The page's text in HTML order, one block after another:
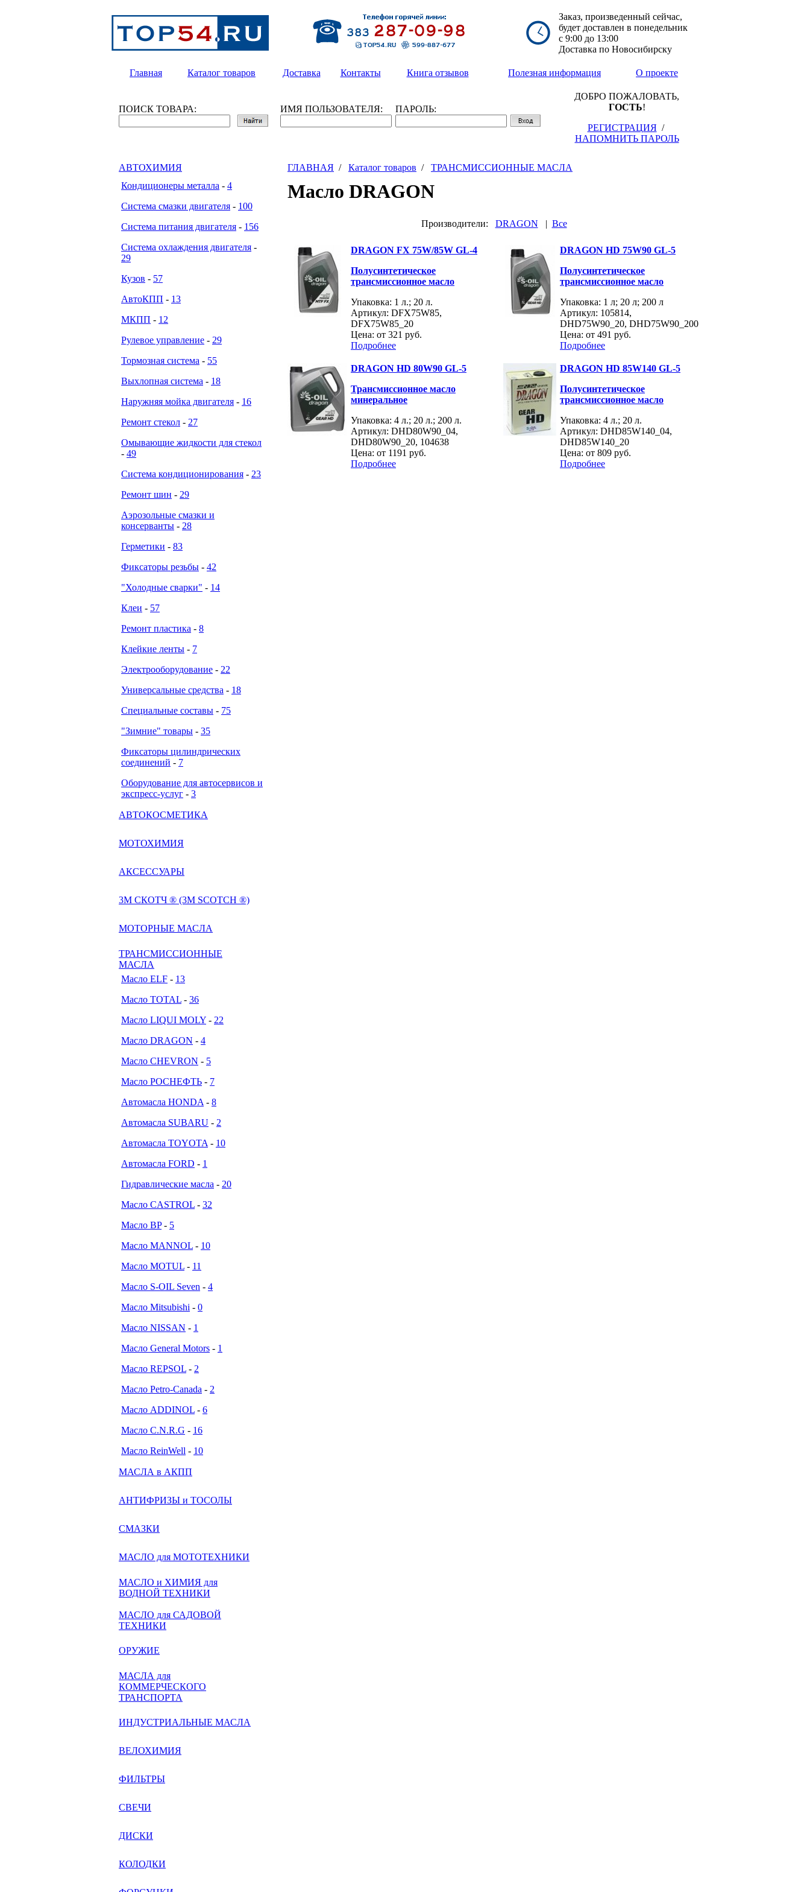
Заказ, произведенный сейчас,
будет доставлен в понедельник
с 9:00 до 13:00
Доставка по Новосибирску
Главная Каталог товаров Доставка Контакты Книга отзывов Полезная информация О проекте
ПОИСК ТОВАРА: ИМЯ ПОЛЬЗОВАТЕЛЯ: ПАРОЛЬ:
ДОБРО ПОЖАЛОВАТЬ,
ГОСТЬ!
РЕГИСТРАЦИЯ/
НАПОМНИТЬ ПАРОЛЬ
АВТОХИМИЯ
Кондиционеры металла - 4
Система смазки двигателя - 100
Система питания двигателя - 156
Система охлаждения двигателя -
29
Кузов - 57
АвтоКПП - 13
МКПП - 12
Рулевое управление - 29
Тормозная система - 55
Выхлопная система - 18
Наружняя мойка двигателя - 16
Ремонт стекол - 27
Омывающие жидкости для стекол
- 49
Система кондиционирования - 23
Ремонт шин - 29
Аэрозольные смазки и
консерванты - 28
Герметики - 83
Фиксаторы резьбы - 42
"Холодные сварки" - 14
Клеи - 57
Ремонт пластика - 8
Клейкие ленты - 7
Электрооборудование - 22
Универсальные средства - 18
Специальные составы - 75
"Зимние" товары - 35
Фиксаторы цилиндрических
соединений - 7
Оборудование для автосервисов и
экспресс-услуг - 3
АВТОКОСМЕТИКА
МОТОХИМИЯ
АКСЕССУАРЫ
3М СКОТЧ ® (3M SCOTCH ®)
МОТОРНЫЕ МАСЛА
ТРАНСМИССИОННЫЕ
МАСЛА
Масло ELF - 13
Масло TOTAL - 36
Масло LIQUI MOLY - 22
Масло DRAGON - 4
Масло CHEVRON - 5
Масло РОСНЕФТЬ - 7
Автомасла HONDA - 8
Автомасла SUBARU - 2
Автомасла TOYOTA - 10
Автомасла FORD - 1
Гидравлические масла - 20
Масло CASTROL - 32
Масло BP- 5
Масло MANNOL - 10
Масло MOTUL - 11
Масло S-OIL Seven - 4
Масло Mitsubishi - 0
Масло NISSAN - 1
Масло General Motors - 1
Масло REPSOL - 2
Масло Petro-Canada - 2
Масло ADDINOL - 6
Масло C.N.R.G - 16
Масло ReinWell - 10
МАСЛА в АКПП
АНТИФРИЗЫ и ТОСОЛЫ
СМАЗКИ
МАСЛО для МОТОТЕХНИКИ
МАСЛО и ХИМИЯ для
ВОДНОЙ ТЕХНИКИ
МАСЛО для САДОВОЙ
ТЕХНИКИ
ОРУЖИЕ
МАСЛА для
КОММЕРЧЕСКОГО
ТРАНСПОРТА
ИНДУСТРИАЛЬНЫЕ МАСЛА
ВЕЛОХИМИЯ
ФИЛЬТРЫ
СВЕЧИ
ДИСКИ
КОЛОДКИ
ГЛАВНАЯ / Каталог товаров / ТРАНСМИССИОННЫЕ МАСЛА
Масло DRAGON
Производители: DRAGON | Все
DRAGON FX 75W/85W GL-4
Полусинтетическое
трансмиссионное масло
Упаковка: 1 л.; 20 л.
Артикул: DFX75W85,
DFX75W85_20
Цена: от 321 руб.
Подробнее
DRAGON HD 75W90 GL-5
Полусинтетическое
трансмиссионное масло
Упаковка: 1 л; 20 л; 200 л
Артикул: 105814,
DHD75W90_20, DHD75W90_200
Цена: от 491 руб.
Подробнее
DRAGON HD 80W90 GL-5
Трансмиссионное масло
минеральное
Упаковка: 4 л.; 20 л.; 200 л.
Артикул: DHD80W90_04,
DHD80W90_20, 104638
Цена: от 1191 руб.
Подробнее
DRAGON HD 85W140 GL-5
Полусинтетическое
трансмиссионное масло
Упаковка: 4 л.; 20 л.
Артикул: DHD85W140_04,
DHD85W140_20
Цена: от 809 руб.
Подробнее